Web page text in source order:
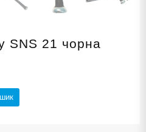
SNS 21 чорна